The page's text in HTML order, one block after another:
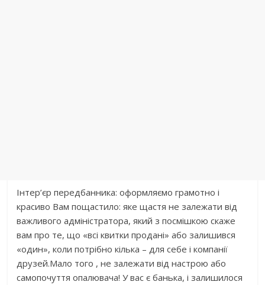
Інтер’єр передбанника: оформляємо грамотно і
красиво Вам пощастило: яке щастя не залежати від
важливого адміністратора, який з посмішкою скаже
вам про те, що «всі квитки продані» або залишився
«один», коли потрібно кілька – для себе і компанії
друзей.Мало того , не залежати від настрою або
самопочуття опалювача! У вас є банька, і залишилося